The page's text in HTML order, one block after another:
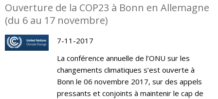
Ouverture de la COP23 à Bonn en Allemagne
(du 6 au 17 novembre)
7-11-2017
La conférence annuelle de l’ONU sur les
changements climatiques s’est ouverte à
Bonn le 06 novembre 2017, sur des appels
pressants et conjoints à maintenir le cap de